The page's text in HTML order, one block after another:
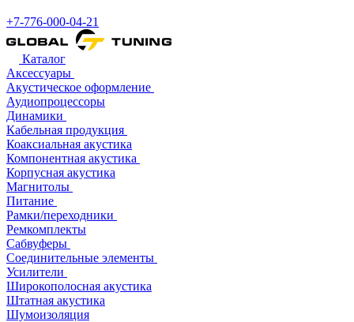
+7-776-000-04-21
Каталог
Аксессуары
Акустическое оформление
Аудиопроцессоры
Динамики
Кабельная продукция
Коаксиальная акустика
Компонентная акустика
Корпусная акустика
Магнитолы
Питание
Рамки/переходники
Ремкомплекты
Сабвуферы
Соединительные элементы
Усилители
Широкополосная акустика
Штатная акустика
Шумоизоляция